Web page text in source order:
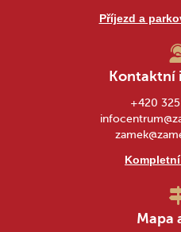
Příjezd a
Kontaktní
+420
Mapa